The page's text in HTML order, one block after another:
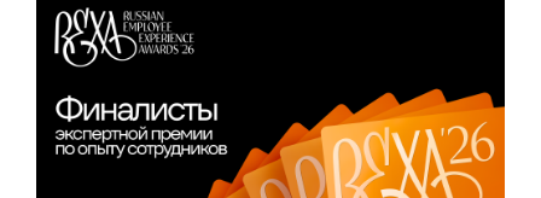
REXAwards
интранеткейсы
интранеткакработаем
интранетконференции интранеттренды